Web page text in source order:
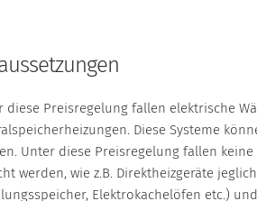
diese Preisregelung fallen elektrische
Diese Systeme
Unter diese Preisregelung fallen
werden, wie z.B. Direktheizgeräte
Elektrokachelöfen etc.)